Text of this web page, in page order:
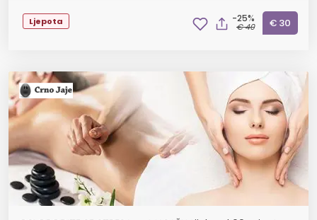
Ljepota -25%
€ 40 € 30